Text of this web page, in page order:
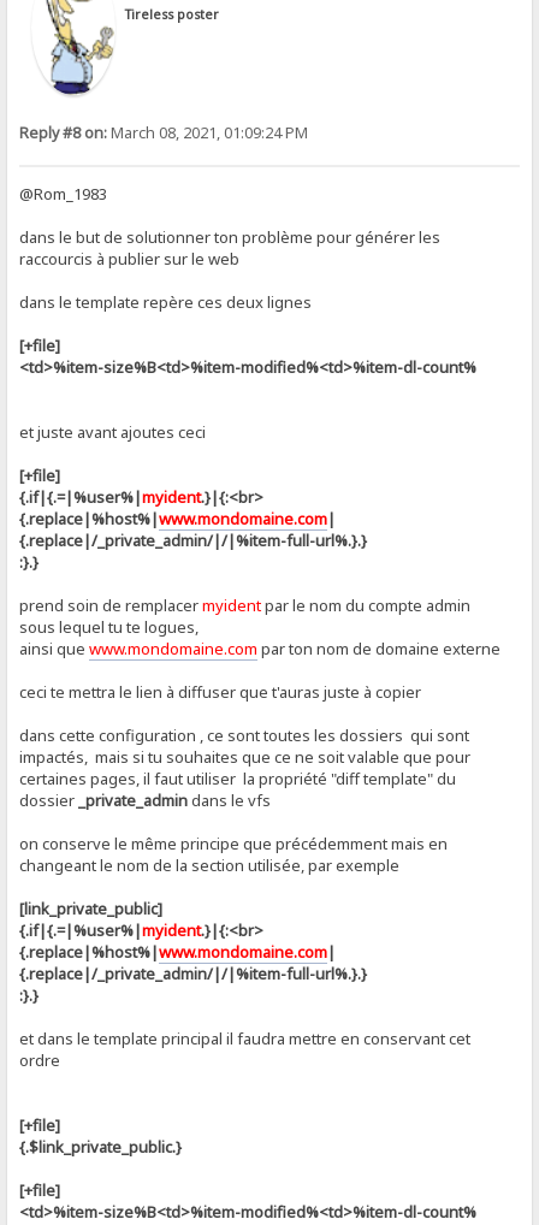
Tireless poster
Reply #8 on:March 08, 2021, 01:09:24 PM
@Rom_1983
dans le but de solutionner ton problème pour générer les
raccourcis à publier sur le web
dans le template repère ces deux lignes
[+file]
<td>%item-size%B<td>%item-modified%<td>%item-dl-count%
et juste avant ajoutes ceci
[+file]
{.if|{.=|%user%|myident.}|{:<br>
{.replace|%host%|www.mondomaine.com|
{.replace|/_private_admin/|/|%item-full-url%.}.}
:}.}
prend soin de remplacermyidentpar le nom du compte admin
sous lequel tu te logues,
ainsi quewww.mondomaine.com par ton nom de domaine externe
ceci te mettra le lien à diffuser que t'auras juste à copier
dans cette configuration , ce sont toutes les dossiers qui sont
impactés, mais si tu souhaites que ce ne soit valable que pour
certaines pages, il faut utiliser la propriété "diff template" du
dossier _private_admindans le vfs
on conserve le même principe que précédemment mais en
changeant le nom de la section utilisée, par exemple
[link_private_public]
{.if|{.=|%user%|myident.}|{:<br>
{.replace|%host%|www.mondomaine.com|
{.replace|/_private_admin/|/|%item-full-url%.}.}
:}.}
et dans le template principal il faudra mettre en conservant cet
ordre
[+file]
{.$link_private_public.}
[+file]
<td>%item-size%B<td>%item-modified%<td>%item-dl-count%